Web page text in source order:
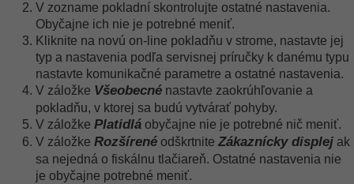
V zozname pokladní skontrolujte ostatné nastavenia.
Obyčajne ich nie je potrebné meniť.
Kliknite na novú on-line pokladňu v strome, nastavte jej
typ a nastavenia podľa servisnej príručky k danému typu
nastavte komunikačné parametre a ostatné nastavenia.
V záložke Všeobecné nastavte zaokrúhľovanie a
pokladňu, v ktorej sa budú vytvárať pohyby.
V záložke Platidlá obyčajne nie je potrebné nič meniť.
V záložke Rozšírené odškrtnite Zákaznícky displej ak
sa nejedná o fiskálnu tlačiareň. Ostatné nastavenia nie
je obyčajne potrebné meniť.